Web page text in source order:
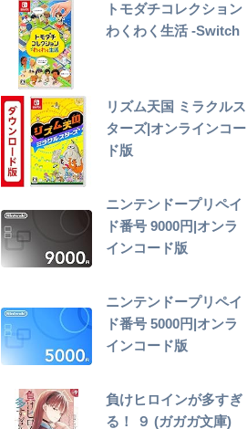
トモダチコレクション
わくわく生活 -Switch
リズム天国 ミラクルス
ターズ|オンラインコー
ド版
ニンテンドープリペイ
ド番号 9000円|オンラ
インコード版
ニンテンドープリペイ
ド番号 5000円|オンラ
インコード版
負けヒロインが多すぎ
る！ ９ (ガガガ文庫)